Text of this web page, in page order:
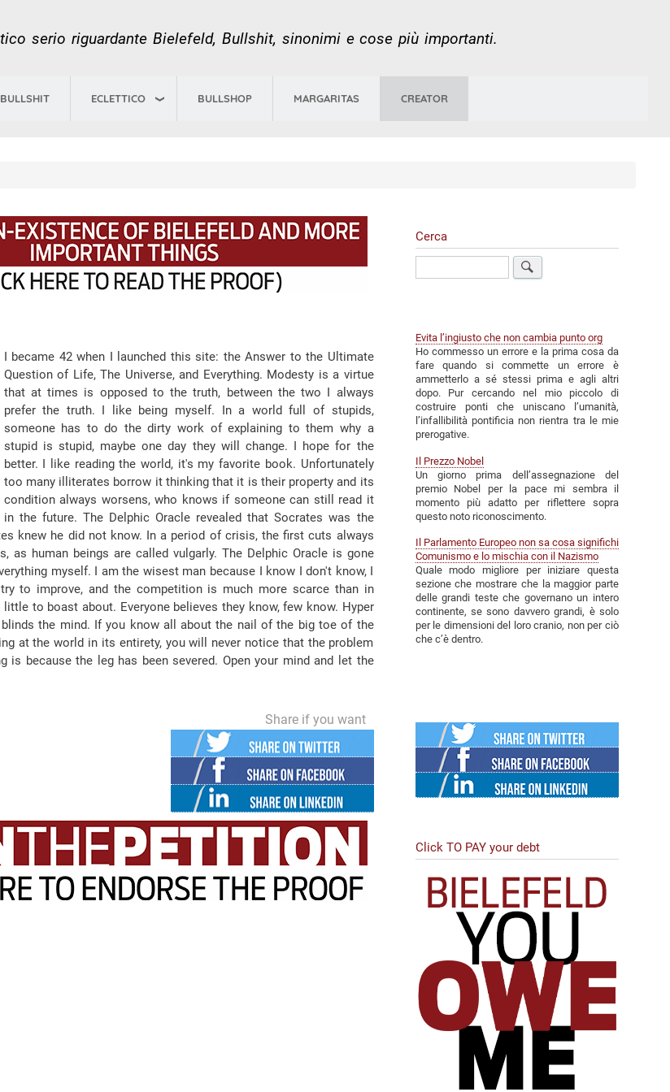
contenuto
serio riguardante Bielefeld, Bullshit, sinonimi e cose più importanti.
BULLSHIT ECLETTICO BULLSHOP MARGARITAS CREATOR
I became 42 when I launched this site: the Answer to the Ultimate
Question of Life, The Universe, and Everything. Modesty is a virtue
that at times is opposed to the truth, between the two I always
prefer the truth. I like being myself. In a world full of stupids,
someone has to do the dirty work of explaining to them why a
stupid is stupid, maybe one day they will change. I hope for the
better. I like reading the world, it's my favorite book. Unfortunately
too many illiterates borrow it thinking that it is their property and its
condition always worsens, who knows if someone can still read it
in the future. The Delphic Oracle revealed that Socrates was the
knew he did not know. In a period of crisis, the first cuts always
as human beings are called vulgarly. The Delphic Oracle is gone
myself. I am the wisest man because I know I don't know, I
to improve, and the competition is much more scarce than in
to boast about. Everyone believes they know, few know. Hyper
blinds the mind. If you know all about the nail of the big toe of the
at the world in its entirety, you will never notice that the problem
is because the leg has been severed. Open your mind and let the
Share if you want
Twitter
Facebook
Linked
in
Cerca
Evita l’ingiusto che non cambia punto org
Ho commesso un errore e la prima cosa da
fare quando si commette un errore è
ammetterlo a sé stessi prima e agli altri
dopo. Pur cercando nel mio piccolo di
costruire ponti che uniscano l’umanità,
l’infallibilità pontificia non rientra tra le mie
prerogative.
Il Prezzo Nobel
Un giorno prima dell’assegnazione del
premio Nobel per la pace mi sembra il
momento più adatto per riflettere sopra
questo noto riconoscimento.
Il Parlamento Europeo non sa cosa significhi
Comunismo e lo mischia con il Nazismo
Quale modo migliore per iniziare questa
sezione che mostrare che la maggior parte
delle grandi teste che governano un intero
continente, se sono davvero grandi, è solo
per le dimensioni del loro cranio, non per ciò
che c’è dentro.
Twitter
Facebook
Linked
in
Click TO PAY your debt